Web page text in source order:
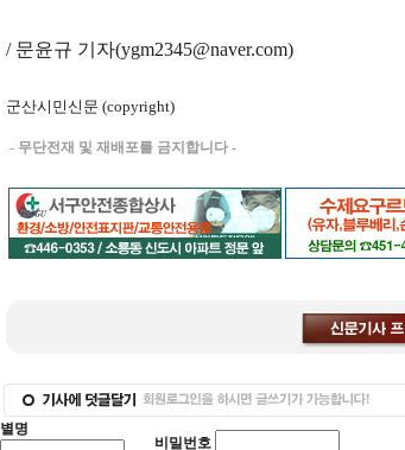
/ 문윤규 기자(ygm2345@naver.com)
군산시민신문 (copyright)
- 무단전재 및 재배포를 금지합니다 -
별명
비밀번호